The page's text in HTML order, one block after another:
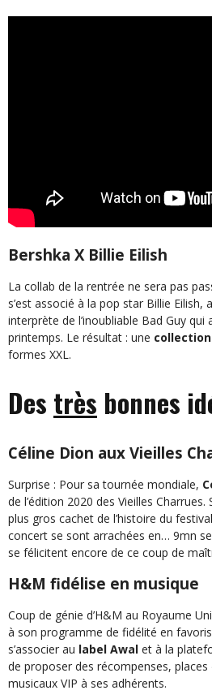
Bershka X Billie Eilish
La collab de la rentrée ne sera pas
s’est associé à la pop star Billie Eilish,
interprète de l’inoubliable Bad Guy
printemps. Le résultat : une
formes XXL.
Des très bonnes
Céline Dion aux Vieilles
Surprise : Pour sa tournée mondiale,
de l’édition 2020 des Vieilles
plus gros cachet de l’histoire du
concert se sont arrachées en… 9mn
se félicitent encore de ce coup de
H&M fidélise en musique
Coup de génie d’H&M au Royaume
à son programme de fidélité en
s’associer au label Awal et à la
de proposer des récompenses,
musicaux VIP à ses adhérents.